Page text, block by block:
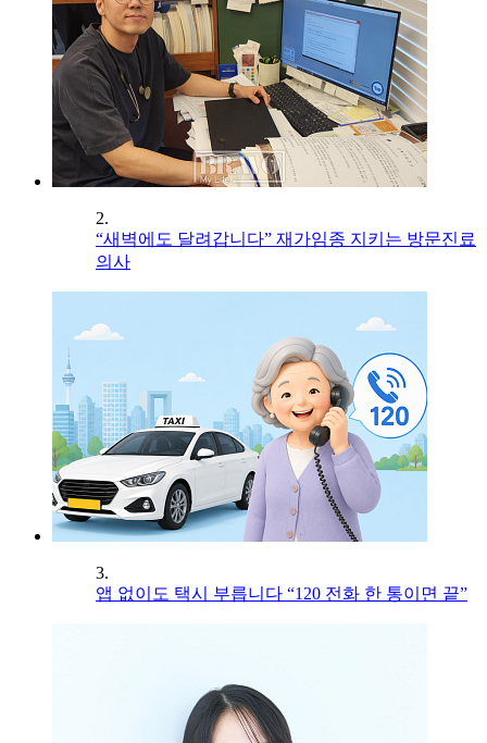
2.
“새벽에도 달려갑니다” 재가임종 지키는 방문진료
의사
3.
앱 없이도 택시 부릅니다 “120 전화 한 통이면 끝”